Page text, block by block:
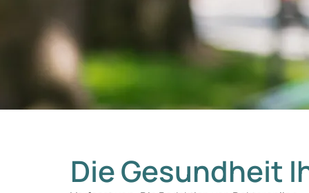
Die Gesundheit